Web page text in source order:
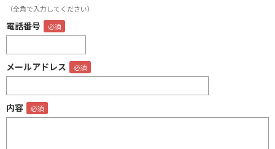
（全角で入力してください）
電話番号
メールアドレス
内容